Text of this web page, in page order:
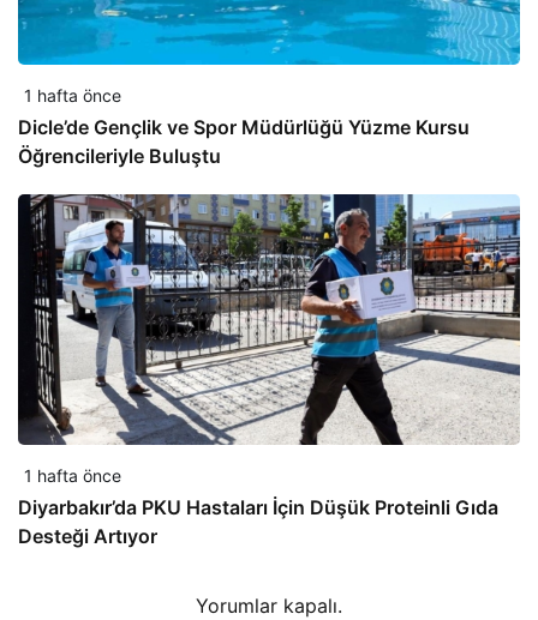
1 hafta önce
Dicle’de Gençlik ve Spor Müdürlüğü Yüzme Kursu
Öğrencileriyle Buluştu
1 hafta önce
Diyarbakır’da PKU Hastaları İçin Düşük Proteinli Gıda
Desteği Artıyor
Yorumlar kapalı.